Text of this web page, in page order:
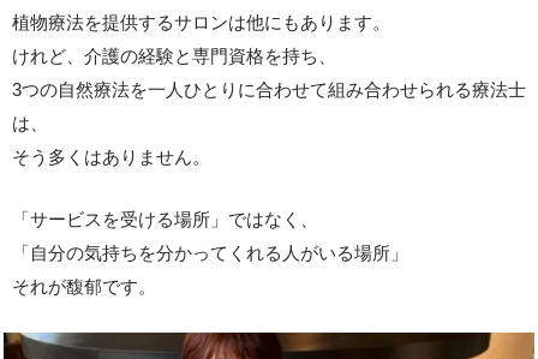
植物療法を提供するサロンは他にもあります。
けれど、介護の経験と専門資格を持ち、
3つの自然療法を一人ひとりに合わせて組み合わせられる療法士
は、
そう多くはありません。
「サービスを受ける場所」ではなく、
「自分の気持ちを分かってくれる人がいる場所」
それが馥郁です。